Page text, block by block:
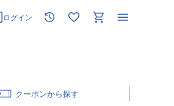
ログイン
クーポン